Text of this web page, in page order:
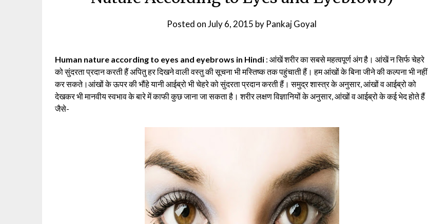
Posted onJuly 6, 2015 by Pankaj Goyal
Human nature according to eyes and eyebrows in Hindi : आंखें शरीर का सबसे महत्वपूर्ण अंग है। आंखें न सिर्फ चेहरे
को सुंदरता प्रदान करती हैं अपितु हर दिखने वाली वस्तु की सूचना भी मस्तिष्क तक पहुंचाती हैं। हम आंखों के बिना जीने की कल्पना भी नहीं
कर सकते।आंखों के ऊपर की भौंहे यानी आईब्रो भी चेहरे को सुंदरता प्रदान करती हैं। समुद्र शास्त्र के अनुसार, आंखों व आईब्रो को
देखकर भी मानवीय स्वभाव के बारे में काफी कुछ जाना जा सकता है। शरीर लक्षण विज्ञानियों के अनुसार, आंखों व आईब्रो के कई भेद होते हैं
जैसे-